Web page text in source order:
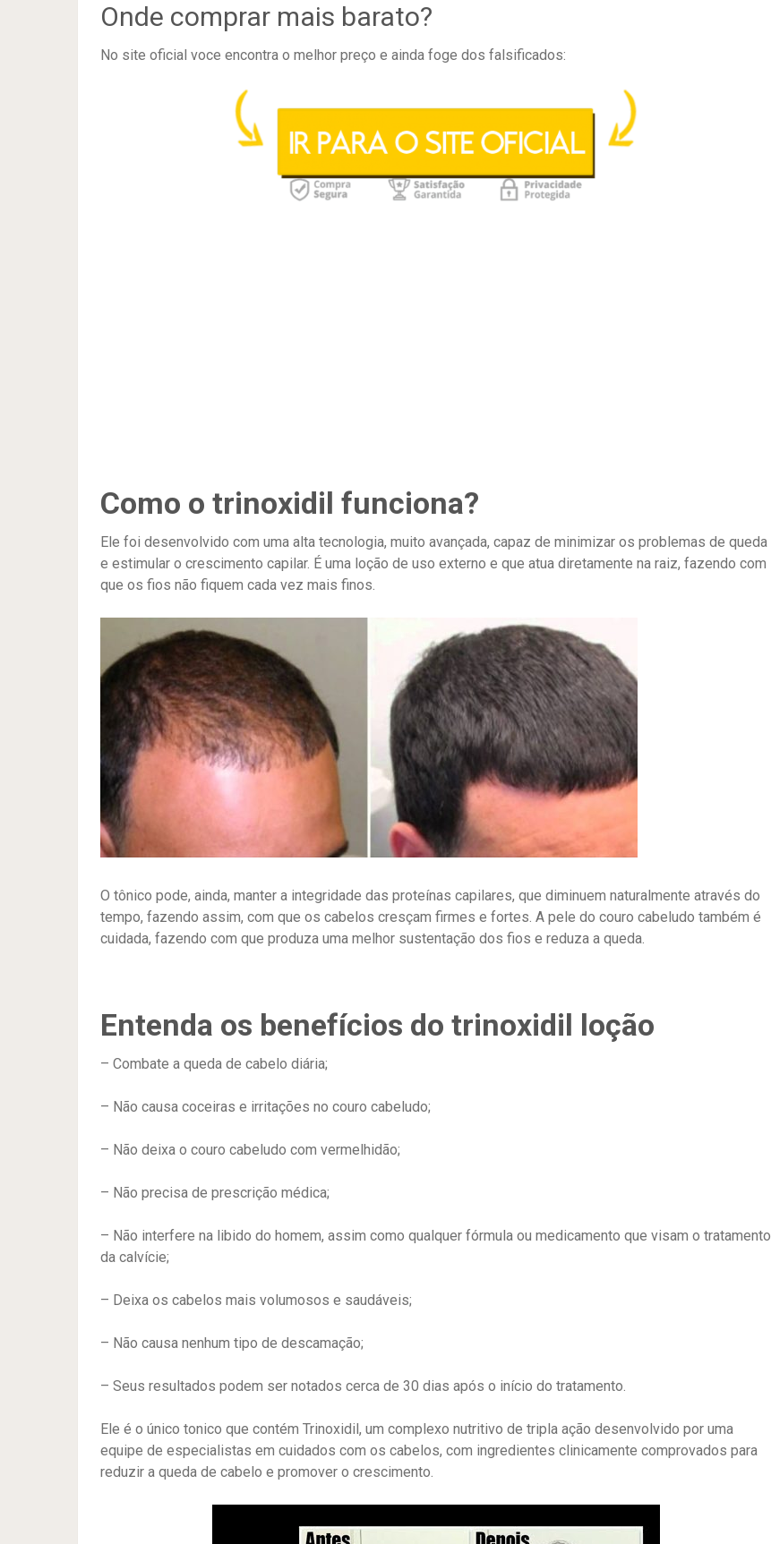
Onde comprar mais barato?
No site oficial voce encontra o melhor preço e ainda foge dos falsificados:
Como o trinoxidil funciona?
Ele foi desenvolvido com uma alta tecnologia, muito avançada, capaz de minimizar os problemas de queda
e estimular o crescimento capilar. É uma loção de uso externo e que atua diretamente na raiz, fazendo com
que os fios não fiquem cada vez mais finos.
O tônico pode, ainda, manter a integridade das proteínas capilares, que diminuem naturalmente através do
tempo, fazendo assim, com que os cabelos cresçam firmes e fortes. A pele do couro cabeludo também é
cuidada, fazendo com que produza uma melhor sustentação dos fios e reduza a queda.
Entenda os benefícios do trinoxidil loção
– Combate a queda de cabelo diária;
– Não causa coceiras e irritações no couro cabeludo;
– Não deixa o couro cabeludo com vermelhidão;
– Não precisa de prescrição médica;
– Não interfere na libido do homem, assim como qualquer fórmula ou medicamento que visam o tratamento
da calvície;
– Deixa os cabelos mais volumosos e saudáveis;
– Não causa nenhum tipo de descamação;
– Seus resultados podem ser notados cerca de 30 dias após o início do tratamento.
Ele é o único tonico que contém Trinoxidil, um complexo nutritivo de tripla ação desenvolvido por uma
equipe de especialistas em cuidados com os cabelos, com ingredientes clinicamente comprovados para
reduzir a queda de cabelo e promover o crescimento.